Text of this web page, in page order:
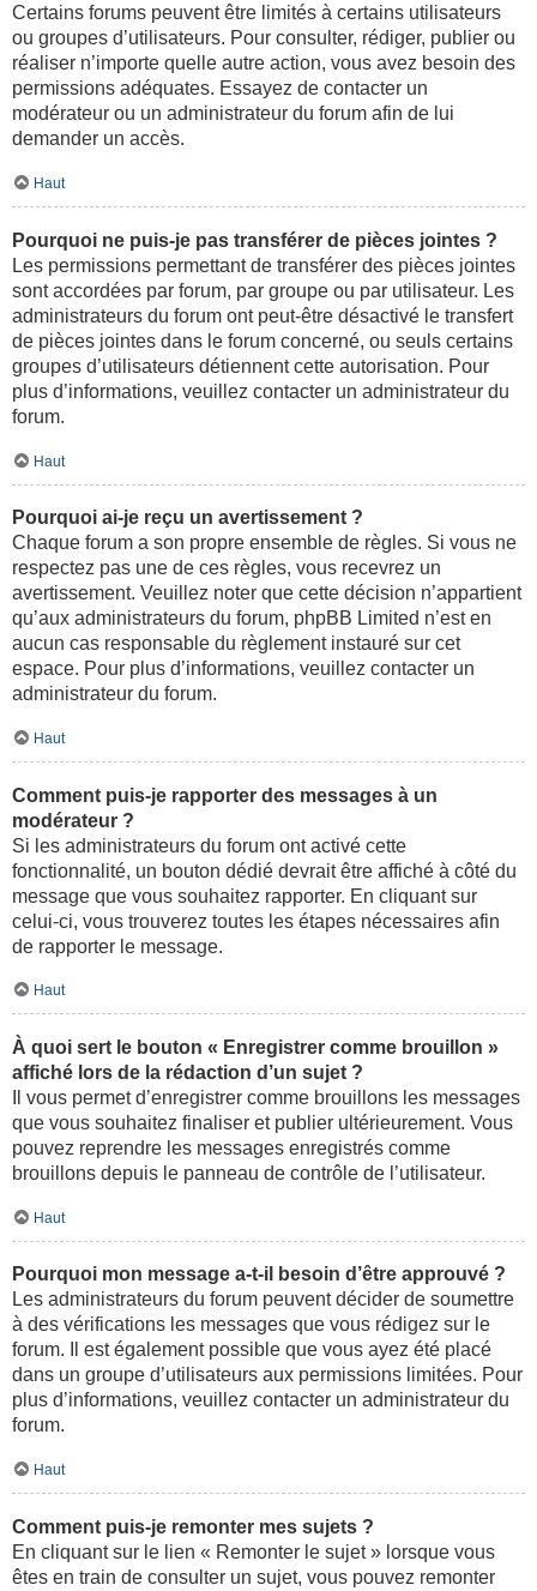
Certains forums peuvent être limités à certains utilisateurs
ou groupes d’utilisateurs. Pour consulter, rédiger, publier ou
réaliser n’importe quelle autre action, vous avez besoin des
permissions adéquates. Essayez de contacter un
modérateur ou un administrateur du forum afin de lui
demander un accès.
Haut
Pourquoi ne puis-je pas transférer de pièces jointes ?
Les permissions permettant de transférer des pièces jointes
sont accordées par forum, par groupe ou par utilisateur. Les
administrateurs du forum ont peut-être désactivé le transfert
de pièces jointes dans le forum concerné, ou seuls certains
groupes d’utilisateurs détiennent cette autorisation. Pour
plus d’informations, veuillez contacter un administrateur du
forum.
Haut
Pourquoi ai-je reçu un avertissement ?
Chaque forum a son propre ensemble de règles. Si vous ne
respectez pas une de ces règles, vous recevrez un
avertissement. Veuillez noter que cette décision n’appartient
qu’aux administrateurs du forum, phpBB Limited n’est en
aucun cas responsable du règlement instauré sur cet
espace. Pour plus d’informations, veuillez contacter un
administrateur du forum.
Haut
Comment puis-je rapporter des messages à un
modérateur ?
Si les administrateurs du forum ont activé cette
fonctionnalité, un bouton dédié devrait être affiché à côté du
message que vous souhaitez rapporter. En cliquant sur
celui-ci, vous trouverez toutes les étapes nécessaires afin
de rapporter le message.
Haut
À quoi sert le bouton « Enregistrer comme brouillon »
affiché lors de la rédaction d’un sujet ?
Il vous permet d’enregistrer comme brouillons les messages
que vous souhaitez finaliser et publier ultérieurement. Vous
pouvez reprendre les messages enregistrés comme
brouillons depuis le panneau de contrôle de l’utilisateur.
Haut
Pourquoi mon message a-t-il besoin d’être approuvé ?
Les administrateurs du forum peuvent décider de soumettre
à des vérifications les messages que vous rédigez sur le
forum. Il est également possible que vous ayez été placé
dans un groupe d’utilisateurs aux permissions limitées. Pour
plus d’informations, veuillez contacter un administrateur du
forum.
Haut
Comment puis-je remonter mes sujets ?
En cliquant sur le lien « Remonter le sujet » lorsque vous
êtes en train de consulter un sujet, vous pouvez remonter